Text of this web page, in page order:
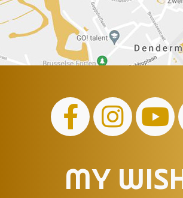
MY WISH